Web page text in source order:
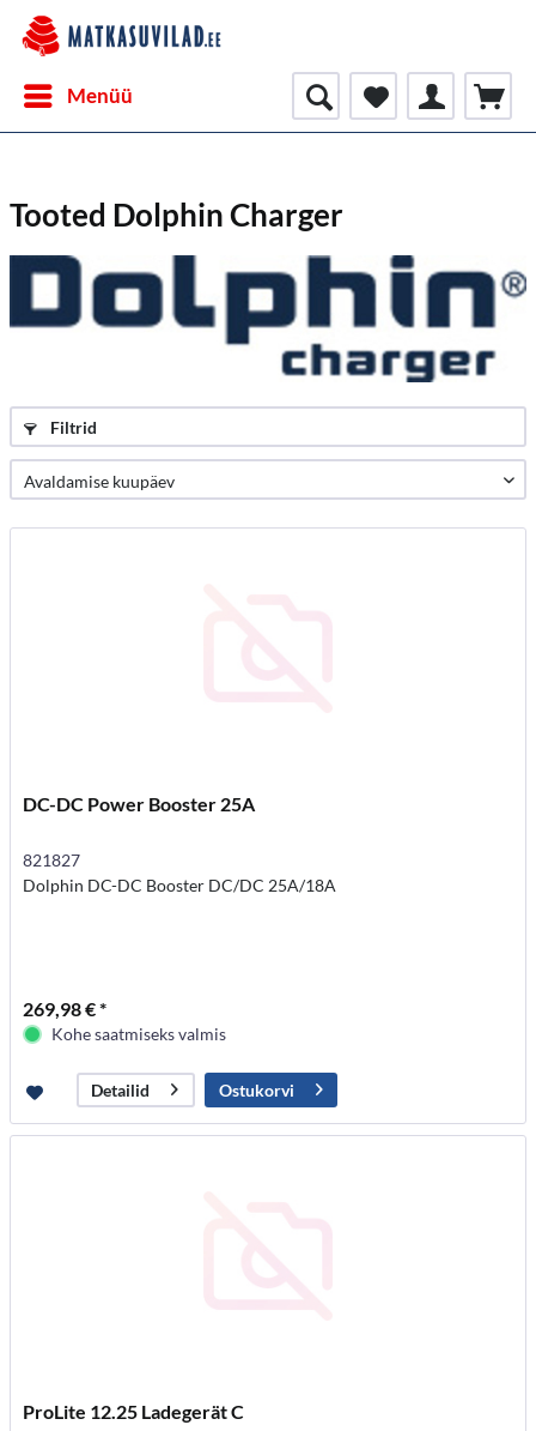
Menüü
Tooted Dolphin Charger
Filtrid
DC-DC Power Booster 25A
821827
Dolphin DC-DC Booster DC/DC 25A/18A
269,98 € *
Kohe saatmiseks valmis
Detailid Ostukorvi
ProLite 12.25 Ladegerät C